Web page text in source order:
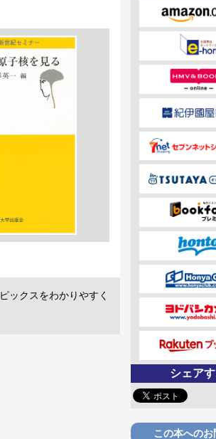
ックスをわかりやすく
シェア
この本へのお